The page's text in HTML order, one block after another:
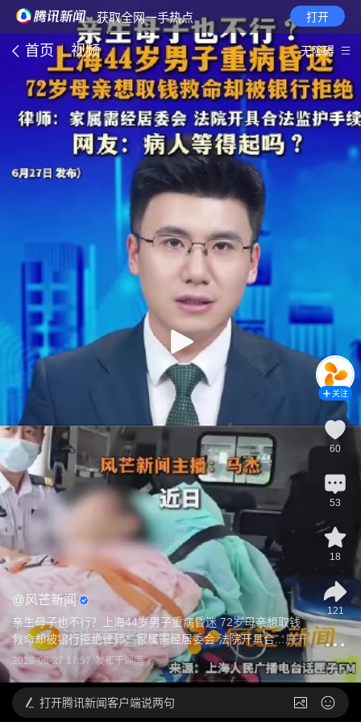
· 获取全网一手热点 打开
首页 视频 无障碍
@风芒新闻
亲生母子也不行？上海44岁男子重病昏迷 72岁母亲想取钱
救命却被银行拒绝律师：家属需经居委会 法院开具合...展开
2026-06-27 17:57 发布于湖南
关注
60
53
18
121
打开腾讯新闻客户端说两句